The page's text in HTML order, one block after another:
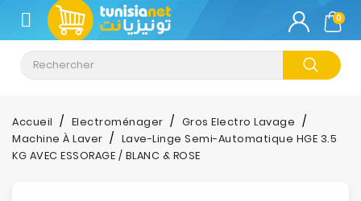
CATÉGORIE
Climatisation
Informatique
Téléphonie
0
Accueil Electroménager
Gros Electro Lavage
Machine À Laver
Lave-Linge Semi-Automatique HGE 3.5
KG AVEC ESSORAGE / BLANC & ROSE